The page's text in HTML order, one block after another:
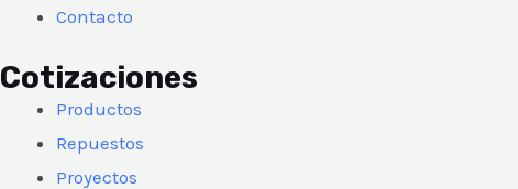
Contacto
Cotizaciones
Productos
Repuestos
Proyectos